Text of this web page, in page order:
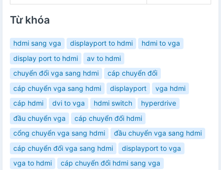
Từ khóa
hdmi sang vga displayport to hdmi
hdmi to vga
display port to hdmi
av to hdmi
chuyển đổi vga sang hdmi
cáp chuyển đổi
cáp chuyển vga sang hdmi
displayport
vga hdmi
cáp hdmi
dvi to vga hdmi switch
hyperdrive
đầu chuyển vga
cáp chuyển đổi hdmi
cổng chuyển vga sang hdmi
đầu chuyển vga sang hdmi
cáp chuyển đổi vga sang hdmi
displayport to vga
vga to hdmi
cáp chuyển đổi hdmi sang vga